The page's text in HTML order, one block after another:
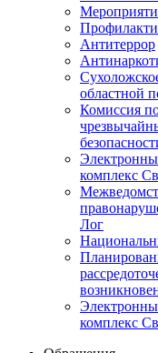
Антитеррор
областной
Комиссия
комплекс
Лог
комплекс